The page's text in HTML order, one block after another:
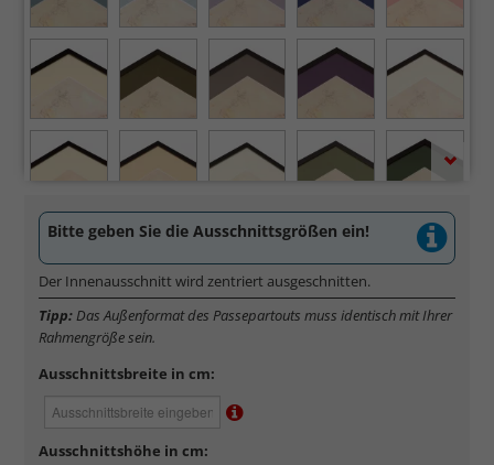
Bitte geben Sie die Ausschnittsgrößen ein!
Der Innenausschnitt wird zentriert ausgeschnitten.
Tipp:Das Außenformat des Passepartouts muss identisch mit Ihrer
Rahmengröße sein.
Ausschnittsbreite in cm:
Ausschnittshöhe in cm: